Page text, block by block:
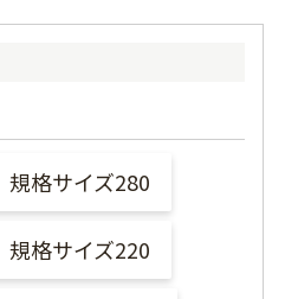
規格サイズ280
規格サイズ220